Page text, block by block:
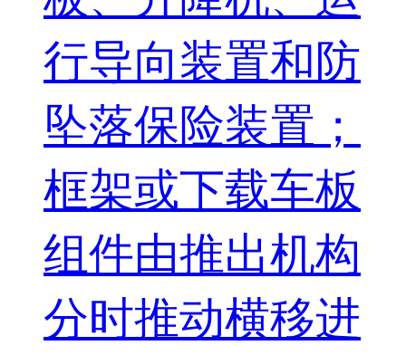
行导向装置和防
坠落保险装置；
框架或下载车板
组件由推出机构
分时推动横移进